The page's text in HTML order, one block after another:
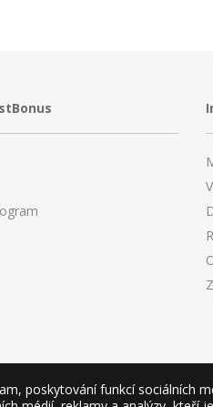
poskytování funkcí sociálních